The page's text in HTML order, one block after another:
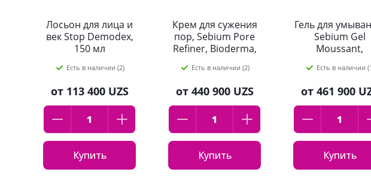
Лосьон для лица и
век Stop Demodex,
150 мл
Есть в наличии (2)
от 113 400 UZS
Купить
Крем для сужения
пор, Sebium Pore
Refiner, Bioderma,
Есть в наличии (2)
от 440 900 UZS
Купить
Гель для
Sebium Gel
Moussant,
Есть в наличии
от 461 900
Купить